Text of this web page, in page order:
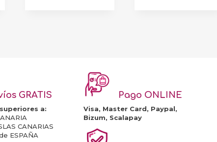
GRATIS
a:
CANARIAS
ESPAÑA
Pago ONLINE
Visa, Master Card, Paypal,
Bizum, Scalapay